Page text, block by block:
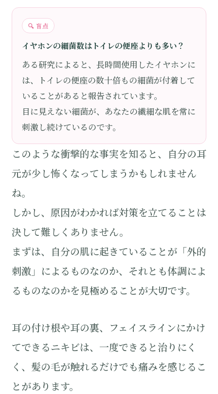
🔍 盲点
イヤホンの細菌数はトイレの便座よりも多い？
ある研究によると、長時間使用したイヤホンに
は、トイレの便座の数十倍もの細菌が付着して
いることがあると報告されています。
目に見えない細菌が、あなたの繊細な肌を常に
刺激し続けているのです。
このような衝撃的な事実を知ると、自分の耳
元が少し怖くなってしまうかもしれません
ね。
しかし、原因がわかれば対策を立てることは
決して難しくありません。
まずは、自分の肌に起きていることが「外的
刺激」によるものなのか、それとも体調によ
るものなのかを見極めることが大切です。
耳の付け根や耳の裏、フェイスラインにかけ
てできるニキビは、一度できると治りにく
く、髪の毛が触れるだけでも痛みを感じるこ
とがあります。